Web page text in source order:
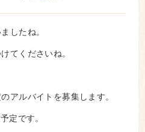
したね。
てくださいね。
アルバイトを募集します。
定です。